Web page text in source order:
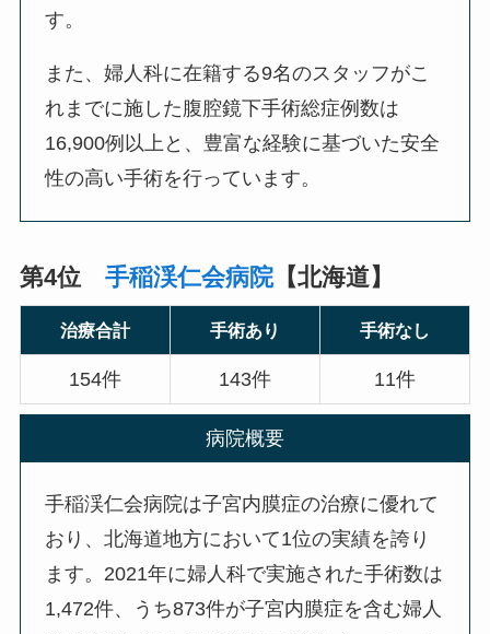
す。
また、婦人科に在籍する9名のスタッフがこ
れまでに施した腹腔鏡下手術総症例数は
16,900例以上と、豊富な経験に基づいた安全
性の高い手術を行っています。
第4位 手稲渓仁会病院【北海道】
治療合計 手術あり 手術なし
154件 143件 11件
病院概要
手稲渓仁会病院は子宮内膜症の治療に優れて
おり、北海道地方において1位の実績を誇り
ます。2021年に婦人科で実施された手術数は
1,472件、うち873件が子宮内膜症を含む婦人